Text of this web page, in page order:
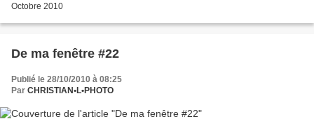
Octobre 2010
De ma fenêtre #22
Publié le 28/10/2010 à 08:25
Par CHRISTIAN•L•PHOTO